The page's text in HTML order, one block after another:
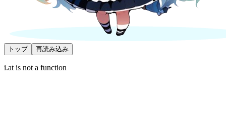
トップ 再読み込み
i.at is not a function